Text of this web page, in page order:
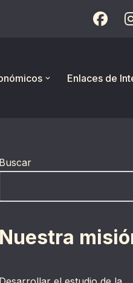
Enlaces de
Buscar
Nuestra